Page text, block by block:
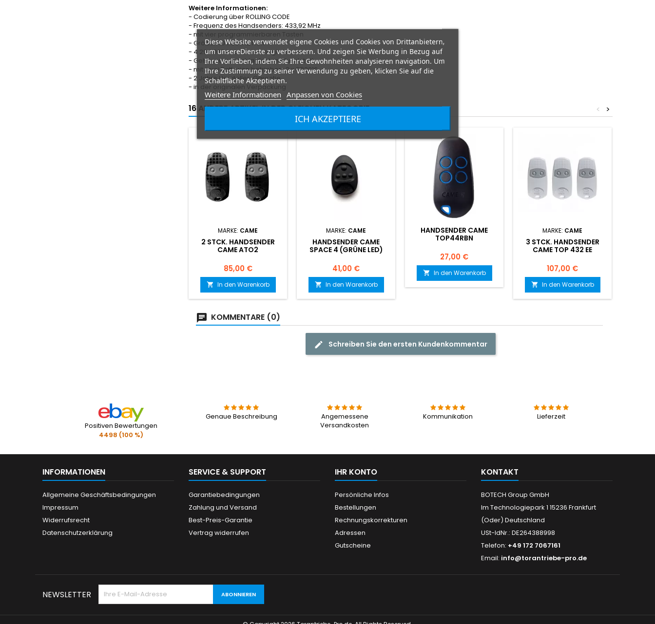
Weitere Informationen:
- Codierung über ROLLING CODE
- Frequenz des Handsenders: 433,92 MHz
- mit vier programmierbaren Tasten
- Größe: 40 x 85 x 12 mm
- 4 294 967 896 Codiermöglichkeiten
- Gehäuse aus schlagfestem Kunststoff
- mit zwei Batterien betrieben: 2 x CR2016
- 2 Jahre Hersteller-Garantie
- in der originalen Verpackung
16 ANDERE ARTIKEL IN DER GLEICHEN KATEGORIE: >
<
MARKE: CAME
2 STCK. HANDSENDER
CAME ATO2
Preis
85,00 €
 In den Warenkorb
MARKE: CAME
HANDSENDER CAME
SPACE 4 (GRÜNE LED)
Preis
41,00 €
 In den Warenkorb
HANDSENDER CAME
TOP44RBN
Preis
27,00 €
 In den Warenkorb
MARKE: CAME
3 STCK. HANDSENDER
CAME TOP 432 EE
Preis
107,00 €
 In den Warenkorb
KOMMENTARE (0)
Schreiben Sie den ersten Kundenkommentar
Positiven Bewertungen
4498 (100 %)
Genaue Beschreibung
Angemessene
Versandkosten
Kommunikation Lieferzeit
INFORMATIONEN
Allgemeine Geschäftsbedingungen
Impressum
Widerrufsrecht
Datenschutzerklärung
SERVICE & SUPPORT
Garantiebedingungen
Zahlung und Versand
Best-Preis-Garantie
Vertrag widerrufen
IHR KONTO
Persönliche Infos
Bestellungen
Rechnungskorrekturen
Adressen
Gutscheine
KONTAKT
BOTECH Group GmbH
Im Technologiepark 1 15236 Frankfurt
(Oder) Deutschland
USt-IdNr.: DE264388998
Telefon: +49 172 7067161
Email: info@torantriebe-pro.de
Diese Website verwendet eigene Cookies und Cookies von Drittanbietern,
um unsereDienste zu verbessern. Und zeigen Sie Werbung in Bezug auf
Ihre Vorlieben, indem Sie Ihre Gewohnheiten analysieren navigation. Um
Ihre Zustimmung zu seiner Verwendung zu geben, klicken Sie auf die
Schaltfläche Akzeptieren.
Weitere Informationen Anpassen von Cookies
ICH AKZEPTIERE
NEWSLETTER